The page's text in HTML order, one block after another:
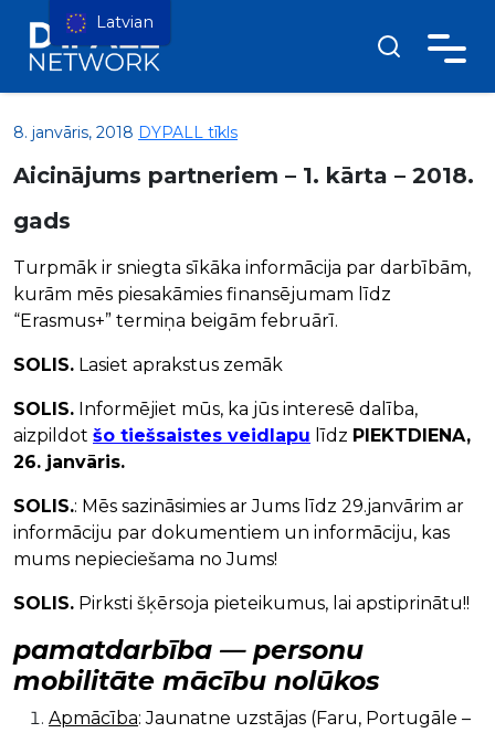
8. janvāris, 2018 DYPALL tīkls
Aicinājums partneriem – 1. kārta – 2018.
gads
Turpmāk ir sniegta sīkāka informācija par darbībām,
kurām mēs piesakāmies finansējumam līdz
“Erasmus+” termiņa beigām februārī.
SOLIS. Lasiet aprakstus zemāk
SOLIS. Informējiet mūs, ka jūs interesē dalība,
aizpildot šo tiešsaistes veidlapu līdz PIEKTDIENA,
26. janvāris.
SOLIS.: Mēs sazināsimies ar Jums līdz 29.janvārim ar
informāciju par dokumentiem un informāciju, kas
mums nepieciešama no Jums!
SOLIS. Pirksti šķērsoja pieteikumus, lai apstiprinātu!!
pamatdarbība — personu
mobilitāte mācību nolūkos
Apmācība: Jaunatne uzstājas (Faru, Portugāle –
Latvian